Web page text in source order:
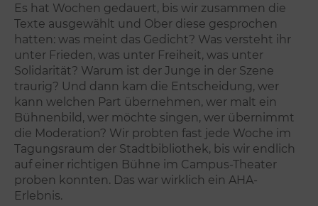
Es hat Wochen gedauert, bis wir zusammen die
Texte ausgewählt und Ober diese gesprochen
hatten: was meint das Gedicht? Was versteht ihr
unter Frieden, was unter Freiheit, was unter
Solidarität? Warum ist der Junge in der Szene
traurig? Und dann kam die Entscheidung, wer
kann welchen Part übernehmen, wer malt ein
Bühnenbild, wer möchte singen, wer übernimmt
die Moderation? Wir probten fast jede Woche im
Tagungsraum der Stadtbibliothek, bis wir endlich
auf einer richtigen Bühne im Campus-Theater
proben konnten. Das war wirklich ein AHA-
Erlebnis.